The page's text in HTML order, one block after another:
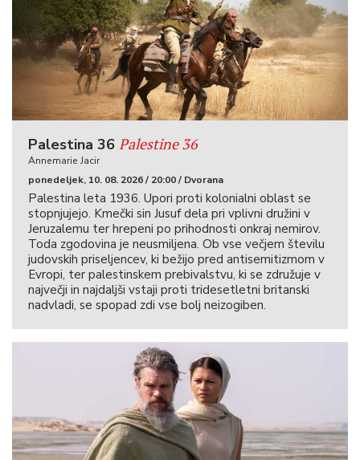
Palestina 36 Palestine 36
Annemarie Jacir
ponedeljek, 10. 08. 2026 / 20:00 / Dvorana
Palestina leta 1936. Upori proti kolonialni oblast se
stopnjujejo. Kmečki sin Jusuf dela pri vplivni družini v
Jeruzalemu ter hrepeni po prihodnosti onkraj nemirov.
Toda zgodovina je neusmiljena. Ob vse večjem številu
judovskih priseljencev, ki bežijo pred antisemitizmom v
Evropi, ter palestinskem prebivalstvu, ki se združuje v
največji in najdaljši vstaji proti tridesetletni britanski
nadvladi, se spopad zdi vse bolj neizogiben.